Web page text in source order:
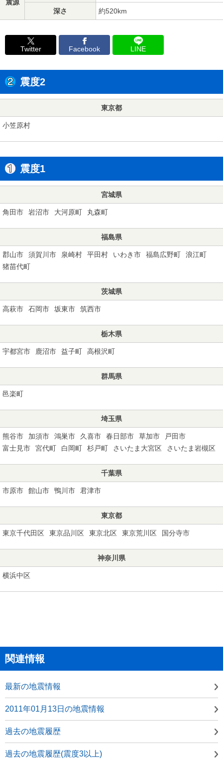
震源
深さ 約520km
Twitter Facebook LINE
震度2
東京都
小笠原村
震度1
宮城県
角田市 岩沼市 大河原町 丸森町
福島県
郡山市 須賀川市 泉崎村 平田村 いわき市 福島広野町
浪江町
猪苗代町
茨城県
高萩市 石岡市 坂東市 筑西市
栃木県
宇都宮市 鹿沼市 益子町 高根沢町
群馬県
邑楽町
埼玉県
熊谷市 加須市 鴻巣市 久喜市 春日部市 草加市
戸田市
富士見市
宮代町 白岡町 杉戸町 さいたま大宮区 さいたま岩槻区
千葉県
市原市 館山市 鴨川市 君津市
東京都
東京千代田区 東京品川区 東京北区 東京荒川区 国分寺市
神奈川県
横浜中区
関連情報
最新の地震情報
2011年01月13日の地震情報
過去の地震履歴
過去の地震履歴(震度3以上)